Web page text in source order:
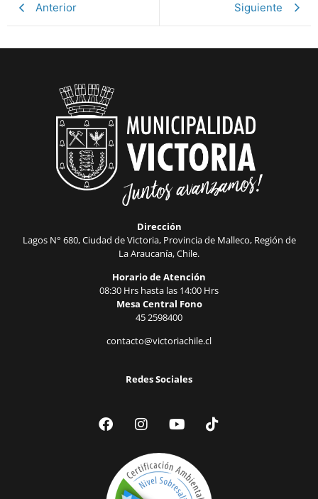
Anterior Siguiente
Dirección
Lagos N° 680, Ciudad de Victoria, Provincia de Malleco, Región de
La Araucanía, Chile.
Horario de Atención
08:30 Hrs hasta las 14:00 Hrs
Mesa Central Fono
45 2598400
contacto@victoriachile.cl
Redes Sociales